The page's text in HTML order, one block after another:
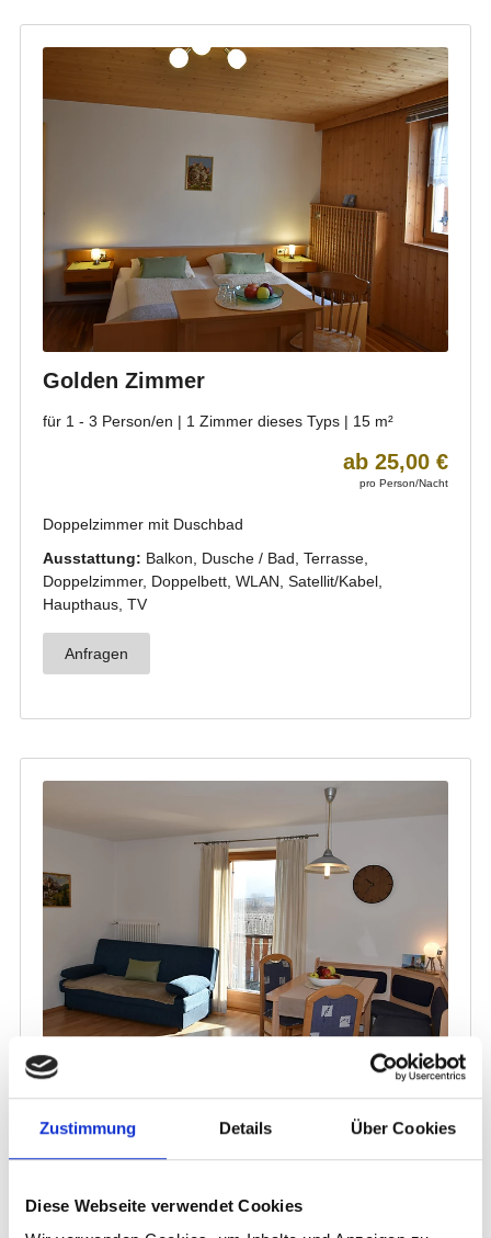
Zustimmung Details Über Cookies
Diese Webseite verwendet Cookies